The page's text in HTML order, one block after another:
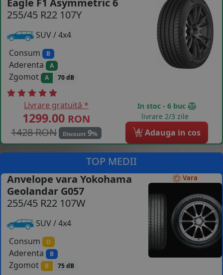
COS (0 PRODUSE
Eagle F1 Asymmetric 6
255/45 R22 107Y
SUV / 4x4
Consum
B
Aderenta A
Zgomot A 70 dB
Livrare gratuită *
1299.00 RON
1428 RON
Discount 9%
In stoc - 6 buc
livrare 2/3 zile
4 Adauga in cos
TOP MEDII
Vara
Anvelope vara Yokohama
Geolandar G057
255/45 R22 107W
SUV / 4x4
Consum
D
Aderenta B
Zgomot B 75 dB